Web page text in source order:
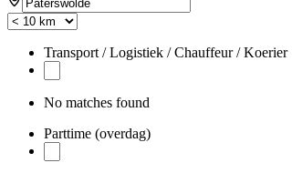
Transport / Logistiek / Chauffeur / Koerier
No matches found
Parttime (overdag)